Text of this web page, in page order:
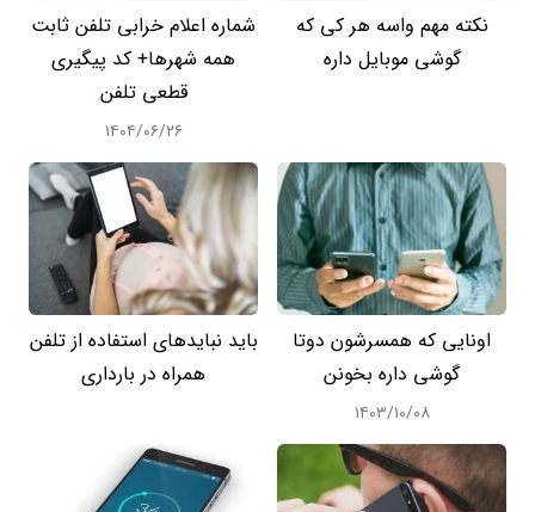
نکته مهم واسه هر کی که
گوشی موبایل داره
شماره اعلام خرابی تلفن ثابت
همه شهرها+ کد پیگیری
قطعی تلفن
۱۴۰۴/۰۶/۲۶
اونایی که همسرشون دوتا
گوشی داره بخونن
۱۴۰۳/۱۰/۰۸
باید نبایدهای استفاده از تلفن
همراه در بارداری